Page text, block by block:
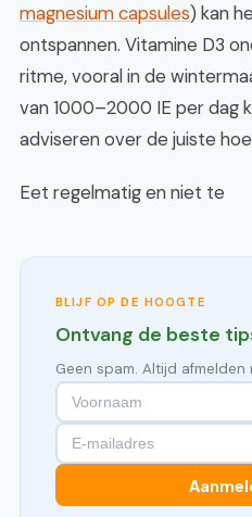
magnesium capsules) kan
ontspannen. Vitamine D3
ritme, vooral in de
van 1000–2000 IE per dag
adviseren over de juiste
Eet regelmatig en niet te
BLIJF OP DE HOOGTE
Ontvang de beste
Geen spam. Altijd afmelden